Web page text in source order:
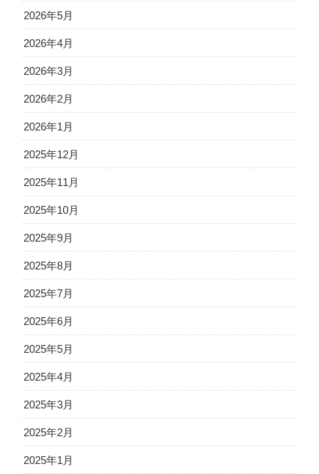
2026年5月
2026年4月
2026年3月
2026年2月
2026年1月
2025年12月
2025年11月
2025年10月
2025年9月
2025年8月
2025年7月
2025年6月
2025年5月
2025年4月
2025年3月
2025年2月
2025年1月